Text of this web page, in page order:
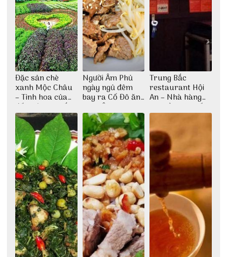
Đặc sản chè
xanh Mộc Châu
– Tinh hoa của
đất trời Tây Bắc
Người Âm Phủ
ngày ngủ đêm
bay ra Cố Đô ăn
Cơm Âm Phủ
Huế
Trung Bắc
restaurant Hội
An – Nhà hàng
cao lầu có thiết
kế vô cùng ấn
tượng giữa lòng
phố Hội